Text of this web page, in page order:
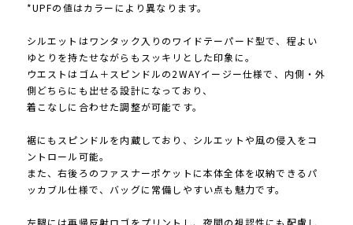
*UPFの値はカラーにより異なります。
シルエットはワンタック入りのワイドテーパード型で、程よい
ゆとりを持たせながらもスッキリとした印象に。
ウエストはゴム＋スピンドルの2WAYイージー仕様で、内側・外
側どちらにも出せる設計になっており、
着こなしに合わせた調整が可能です。
裾にもスピンドルを内蔵しており、シルエットや風の侵入をコ
ントロール可能。
また、右後ろのファスナーポケットに本体全体を収納できるパ
ッカブル仕様で、バッグに常備しやすい点も魅力です。